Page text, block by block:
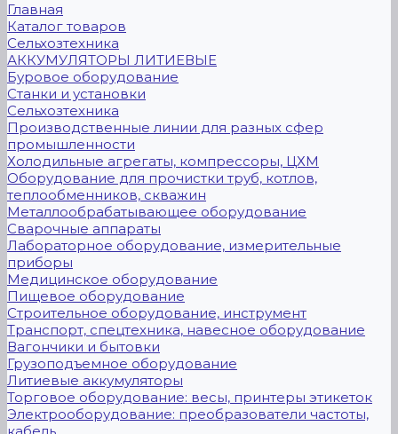
Главная
Каталог товаров
Сельхозтехника
АККУМУЛЯТОРЫ ЛИТИЕВЫЕ
Буровое оборудование
Станки и установки
Сельхозтехника
Производственные линии для разных сфер
промышленности
Холодильные агрегаты, компрессоры, ЦХМ
Оборудование для прочистки труб, котлов,
теплообменников, скважин
Металлообрабатывающее оборудование
Сварочные аппараты
Лабораторное оборудование, измерительные
приборы
Медицинское оборудование
Пищевое оборудование
Строительное оборудование, инструмент
Транспорт, спецтехника, навесное оборудование
Вагончики и бытовки
Грузоподъемное оборудование
Литиевые аккумуляторы
Торговое оборудование: весы, принтеры этикеток
Электрооборудование: преобразователи частоты,